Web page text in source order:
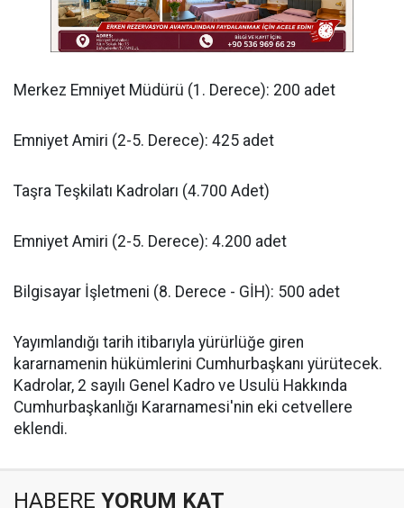
​Merkez Emniyet Müdürü (1. Derece): 200 adet
​Emniyet Amiri (2-5. Derece): 425 adet
​Taşra Teşkilatı Kadroları (4.700 Adet)
​Emniyet Amiri (2-5. Derece): 4.200 adet
​Bilgisayar İşletmeni (8. Derece - GİH): 500 adet
​Yayımlandığı tarih itibarıyla yürürlüğe giren
kararnamenin hükümlerini Cumhurbaşkanı yürütecek.
Kadrolar, 2 sayılı Genel Kadro ve Usulü Hakkında
Cumhurbaşkanlığı Kararnamesi'nin eki cetvellere
eklendi.
HABERE YORUM KAT